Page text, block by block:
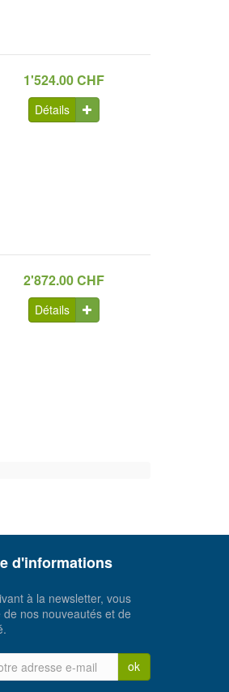
1'524.00 CHF
Détails
2'872.00 CHF
Détails
d'informations
à la newsletter, vous
nos nouveautés et de
ok